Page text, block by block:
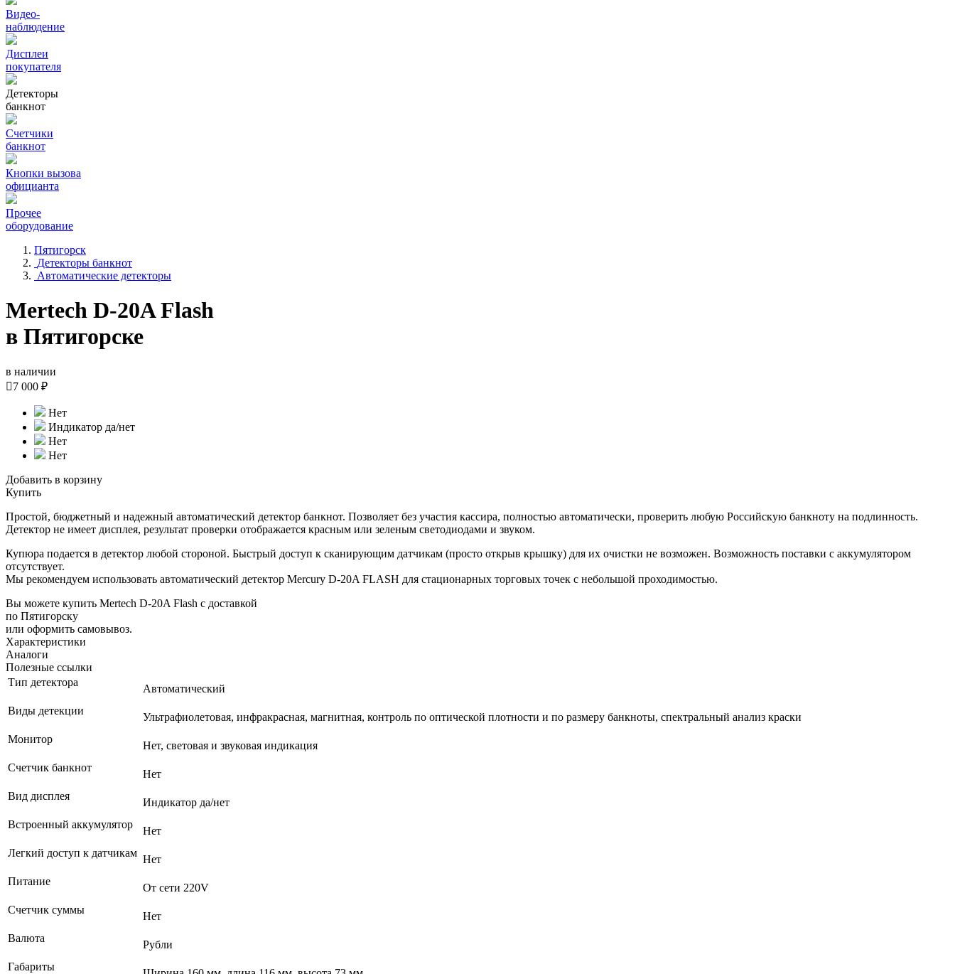
Видео‑
наблюдение
Дисплеи
покупателя
Детекторы
банкнот
Счетчики
банкнот
Кнопки вызова
официанта
Прочее
оборудование
Пятигорск
Детекторы банкнот
Автоматические детекторы
Mertech D-20A Flash
в Пятигорске
в наличии
7 000 ₽
Нет
Индикатор да/нет
Нет
Нет
Добавить в корзину
Купить
Простой, бюджетный и надежный автоматический детектор банкнот. Позволяет без участия кассира, полностью автоматически, проверить любую Российскую банкноту на подлинность.
Детектор не имеет дисплея, результат проверки отображается красным или зеленым светодиодами и звуком.
Купюра подается в детектор любой стороной. Быстрый доступ к сканирующим датчикам (просто открыв крышку) для их очистки не возможен. Возможность поставки с аккумулятором
отсутствует.
Мы рекомендуем использовать автоматический детектор Mercury D-20A FLASH для стационарных торговых точек с небольшой проходимостью.
Вы можете купить Mertech D-20A Flash с доставкой
по Пятигорску
или оформить самовывоз.
Характеристики
Аналоги
Полезные ссылки
Тип детектора
Автоматический
Виды детекции
Ультрафиолетовая, инфракрасная, магнитная, контроль по оптической плотности и по размеру банкноты, спектральный анализ краски
Монитор
Нет, световая и звуковая индикация
Счетчик банкнот
Нет
Вид дисплея
Индикатор да/нет
Встроенный аккумулятор
Нет
Легкий доступ к датчикам
Нет
Питание
От сети 220V
Счетчик суммы
Нет
Валюта
Рубли
Габариты